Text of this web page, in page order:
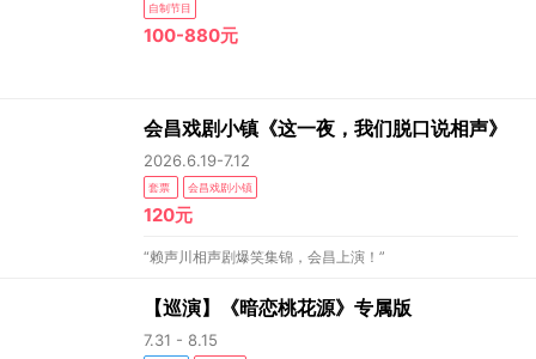
自制节目
100-880元
会昌戏剧小镇《这一夜，我们脱口说相声》
2026.6.19-7.12
套票 会昌戏剧小镇
120元
“赖声川相声剧爆笑集锦，会昌上演！”
【巡演】《暗恋桃花源》专属版
7.31 - 8.15